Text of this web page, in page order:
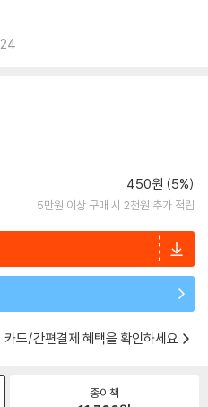
24
450원 (5%)
5만원 이상 구매 시 2천원 추가 적립
카드/간편결제 혜택을 확인하세요
종이책